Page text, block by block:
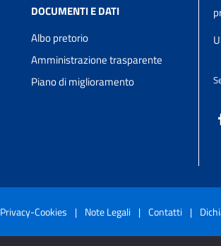
DOCUMENTI E DATI
Albo pretorio
Amministrazione trasparente
Piano di miglioramento
Privacy-Cookies | Note Legali | Contatti |